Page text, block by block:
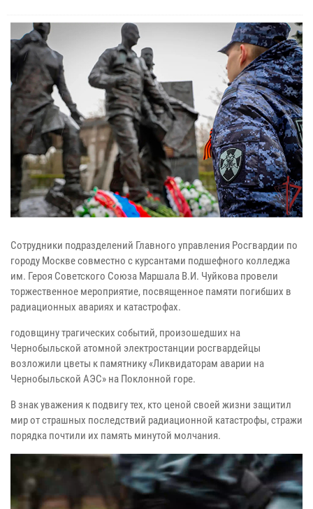
Сотрудники подразделений Главного управления Росгвардии по
городу Москве совместно с курсантами подшефного колледжа
им. Героя Советского Союза Маршала В.И. Чуйкова провели
торжественное мероприятие, посвященное памяти погибших в
радиационных авариях и катастрофах.
годовщину трагических событий, произошедших на
Чернобыльской атомной электростанции росгвардейцы
возложили цветы к памятнику «Ликвидаторам аварии на
Чернобыльской АЭС» на Поклонной горе.
В знак уважения к подвигу тех, кто ценой своей жизни защитил
мир от страшных последствий радиационной катастрофы, стражи
порядка почтили их память минутой молчания.